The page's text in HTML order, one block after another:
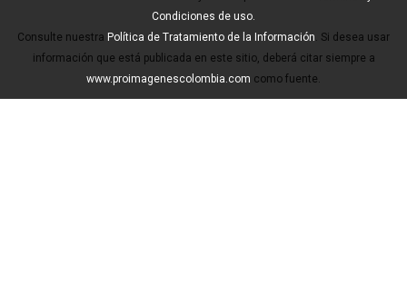
Condiciones de uso.
Consulte nuestra Política de Tratamiento de la Información. Si desea usar
información que está publicada en este sitio, deberá citar siempre a
www.proimagenescolombia.com como fuente.